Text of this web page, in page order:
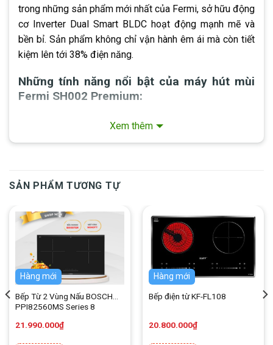
trong những sản phẩm mới nhất của Fermi, sở hữu động
cơ Inverter Dual Smart BLDC hoạt động mạnh mẽ và
bền bỉ. Sản phẩm không chỉ vận hành êm ái mà còn tiết
kiệm lên tới 38% điện năng.
Những tính năng nổi bật của máy hút mùi
Fermi SH002 Premium:
gắn tường kiểu dáng kính cong sang trọng. Màu đen vừa
tôn lên nét đẹp sang trọng vừa sạch sẽ, dễ dàng vệ
Xem thêm
SẢN PHẨM TƯƠNG TỰ
Hàng mới
Bếp Từ 2 Vùng Nấu BOSCH
PPI82560MS Series 8
21.990.000₫
Hàng mới
Bếp điện từ KF-FL108
20.800.000₫